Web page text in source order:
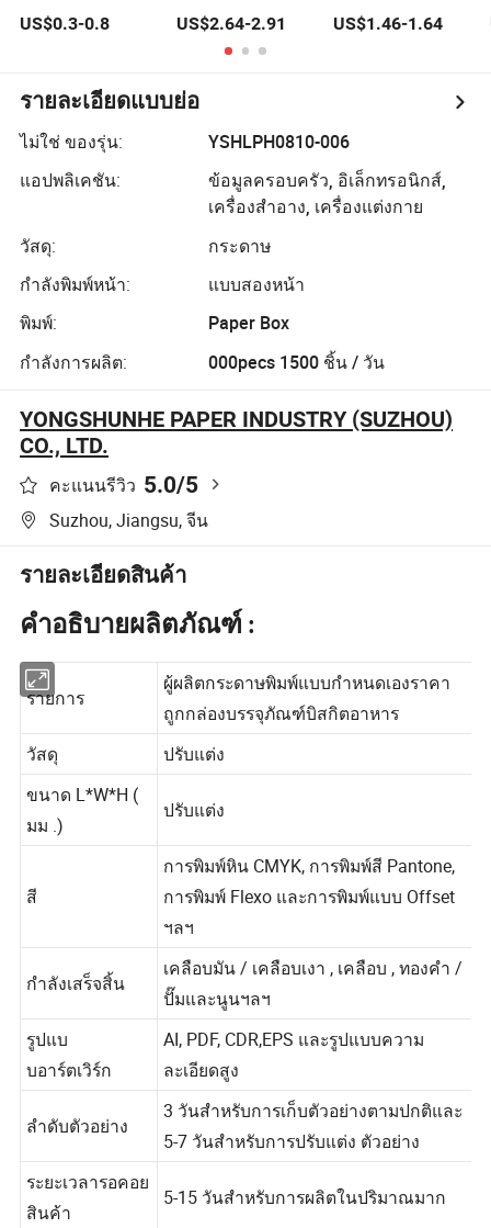
กล่องพับได้
US$0.3-0.8
อิเล็กทรอนิกส์ /
สำนักงาน ผู้
บริโภค ตลาด
อิเล็กทรอนิกส์เซิน
พลังงาน กล่อง
กล่องจ่ายไฟ
US$2.64-2.91
ดิจิตอล 12000
ขายส่งกล่องเอลฟ์
US$1.46-1.64
รายละเอียดแบบย่อ
ไม่ใช่ ของรุ่น:
YSHLPH0810-006
แอปพลิเคชัน:
ข้อมูลครอบครัว, อิเล็กทรอนิกส์,
เครื่องสำอาง, เครื่องแต่งกาย
วัสดุ:
กระดาษ
กำลังพิมพ์หน้า:
แบบสองหน้า
พิมพ์:
Paper Box
กำลังการผลิต:
000pecs 1500 ชิ้น / วัน
YONGSHUNHE PAPER INDUSTRY (SUZHOU)
CO., LTD.
คะแนนรีวิว 5.0/5
Suzhou, Jiangsu, จีน
รายละเอียดสินค้า
คำอธิบายผลิตภัณฑ์ :
ผู้ผลิตกระดาษพิมพ์แบบกำหนดเองราคา
ถูกกล่องบรรจุภัณฑ์บิสกิตอาหาร
วัสดุ ปรับแต่ง
ขนาด L*W*H (
มม .)
การพิมพ์หิน CMYK, การพิมพ์สี Pantone,
การพิมพ์ Flexo และการพิมพ์แบบ Offset
ฯลฯ
เคลือบมัน / เคลือบเงา , เคลือบ , ทองคำ /
ปั๊มและนูนฯลฯ
รูปแบ
บอาร์ตเวิร์ก
AI, PDF, CDR,EPS และรูปแบบความ
ละเอียดสูง
3 วันสำหรับการเก็บตัวอย่างตามปกติและ
5-7 วันสำหรับการปรับแต่ง ตัวอย่าง
ระยะเวลารอคอย